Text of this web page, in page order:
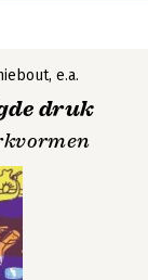
, e.a.
druk